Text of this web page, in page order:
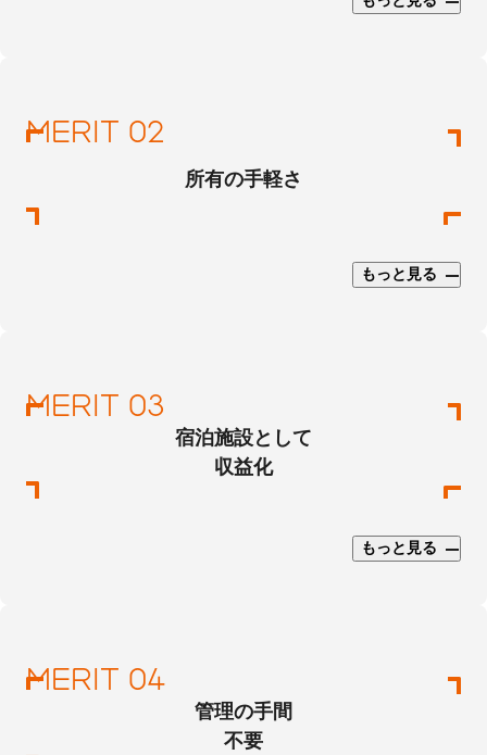
所有の手軽さ
もっと見る
宿泊施設として
収益化
もっと見る
管理の手間
不要